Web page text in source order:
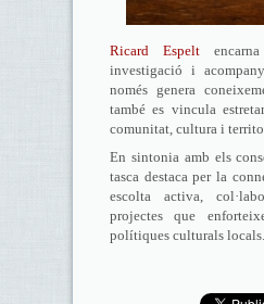
Ricard Espelt
investigació i
només genera
també es vincula
comunitat, cultura i
En sintonia amb els
tasca destaca per la
escolta activa,
projectes que
polítiques culturals locals.